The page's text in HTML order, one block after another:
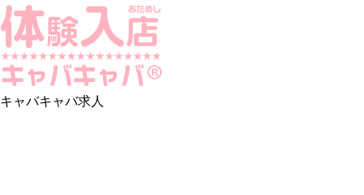
キャバキャバ求人